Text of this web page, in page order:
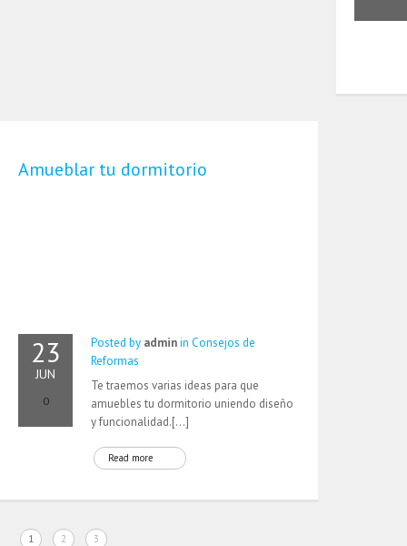
Amueblar tu dormitorio
23
JUN
0
Posted by adminin Consejos de
Reformas
Te traemos varias ideas para que
amuebles tu dormitorio uniendo diseño
y funcionalidad.[…]
Read more
1 2 3